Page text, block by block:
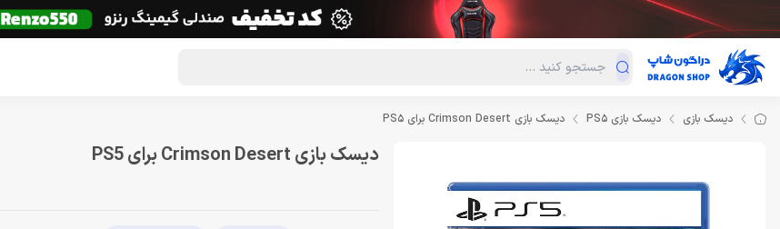
دسته‌بندی محصولات فروش ویژه
دیسک بازی دیسک بازی PS5 دیسک بازی Crimson Desert برای PS5
دیسک بازی Crimson Desert برای PS5